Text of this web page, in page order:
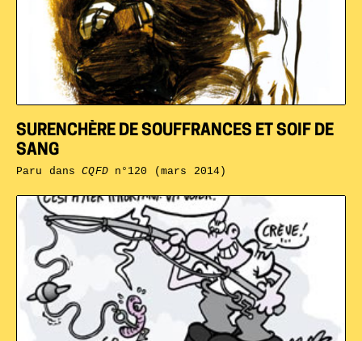
SURENCHÈRE DE SOUFFRANCES ET SOIF DE
SANG
Paru dansCQFDn°120 (mars 2014)